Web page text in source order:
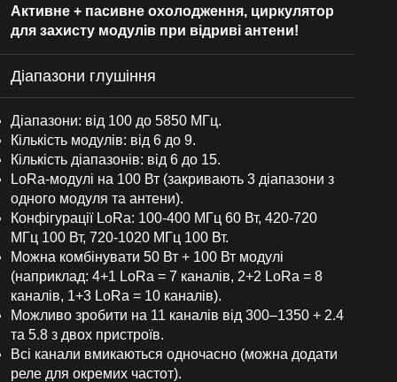
Активне + пасивне охолодження, циркулятор
для захисту модулів при відриві антени!
Діапазони глушіння
Діапазони: від 100 до 5850 МГц.
Кількість модулів: від 6 до 9.
Кількість діапазонів: від 6 до 15.
LoRa-модулі на 100 Вт (закривають 3 діапазони з
одного модуля та антени).
Конфігурації LoRa: 100-400 МГц 60 Вт, 420-720
МГц 100 Вт, 720-1020 МГц 100 Вт.
Можна комбінувати 50 Вт + 100 Вт модулі
(наприклад: 4+1 LoRa = 7 каналів, 2+2 LoRa = 8
каналів, 1+3 LoRa = 10 каналів).
Можливо зробити на 11 каналів від 300–1350 + 2.4
та 5.8 з двох пристроїв.
Всі канали вмикаються одночасно (можна додати
реле для окремих частот).